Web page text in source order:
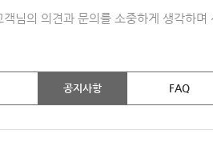
객님의 의견과 문의를 소중하게 생각하
공지사항 FAQ